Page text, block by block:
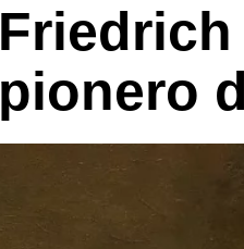
Friedrich
pionero